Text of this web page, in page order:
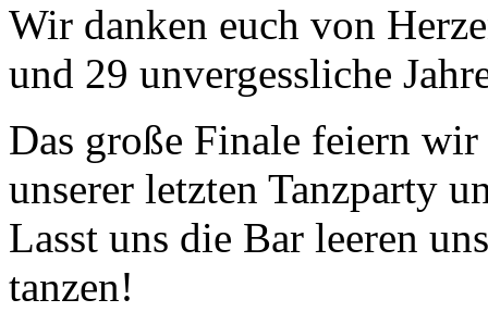
Wir danken euch von
und 29 unvergessliche
Das große Finale feiern
unserer letzten Tanzparty
Lasst uns die Bar leeren
tanzen!